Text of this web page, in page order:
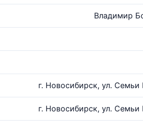
Владимир
г. Новосибирск, ул.
г. Новосибирск, ул.